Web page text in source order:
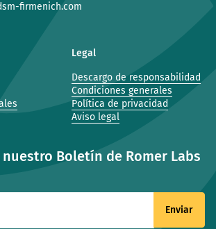
firmenich.com
Legal
Descargo de responsabilidad
Condiciones generales
Política de privacidad
Aviso legal
nuestro Boletín de Romer Labs